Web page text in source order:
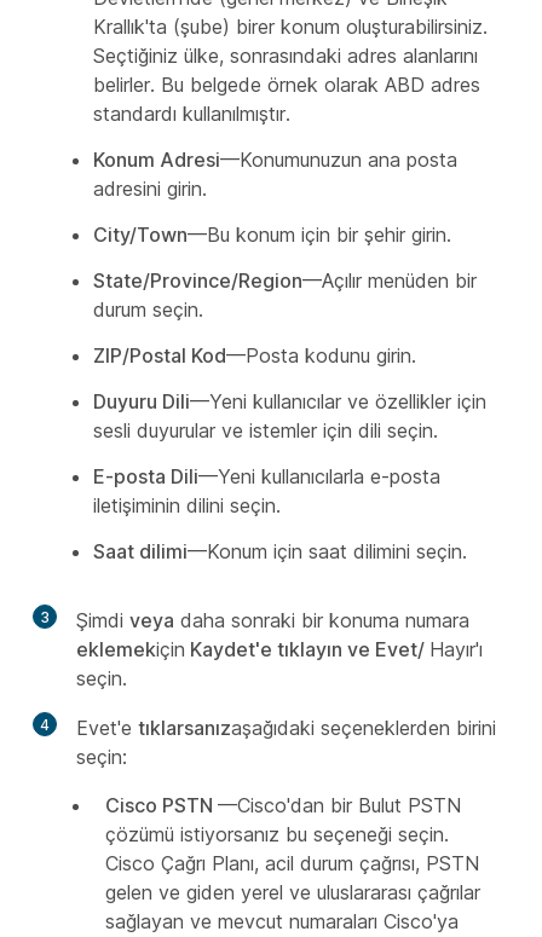
Krallık'ta (şube) birer konum oluşturabilirsiniz.
Seçtiğiniz ülke, sonrasındaki adres alanlarını
belirler. Bu belgede örnek olarak ABD adres
standardı kullanılmıştır.
Konum Adresi—Konumunuzun ana posta
adresini girin.
City/Town—Bu konum için bir şehir girin.
State/Province/Region—Açılır menüden bir
durum seçin.
ZIP/Postal Kod—Posta kodunu girin.
Duyuru Dili—Yeni kullanıcılar ve özellikler için
sesli duyurular ve istemler için dili seçin.
E-posta Dili—Yeni kullanıcılarla e-posta
iletişiminin dilini seçin.
Saat dilimi—Konum için saat dilimini seçin.
3 Şimdi veya daha sonraki bir konuma numara
eklemekiçin Kaydet'e tıklayın ve Evet/ Hayır'ı
seçin.
4 Evet'e tıklarsanızaşağıdaki seçeneklerden birini
seçin:
Cisco PSTN —Cisco'dan bir Bulut PSTN
çözümü istiyorsanız bu seçeneği seçin.
Cisco Çağrı Planı, acil durum çağrısı, PSTN
gelen ve giden yerel ve uluslararası çağrılar
sağlayan ve mevcut numaraları Cisco'ya